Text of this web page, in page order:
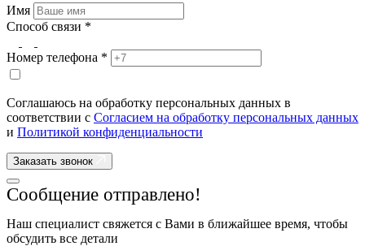
Имя
Способ связи *
Номер телефона *
Соглашаюсь на обработку персональных данных в
соответствии с Согласием на обработку персональных данных
и Политикой конфиденциальности
Заказать звонок
Сообщение отправлено!
Наш специалист свяжется с Вами в ближайшее время, чтобы
обсудить все детали